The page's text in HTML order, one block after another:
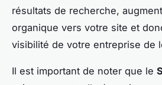
résultats de recherche,
organique vers votre site et
visibilité de votre entreprise de
Il est important de noter que le